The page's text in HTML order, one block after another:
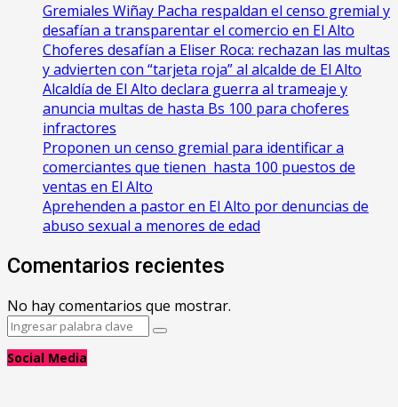
Gremiales Wiñay Pacha respaldan el censo gremial y
desafían a transparentar el comercio en El Alto
Choferes desafían a Eliser Roca: rechazan las multas
y advierten con “tarjeta roja” al alcalde de El Alto
‎Alcaldía de El Alto declara guerra al trameaje y
anuncia multas de hasta Bs 100 para choferes
infractores
Proponen un censo gremial para identificar a
comerciantes que tienen hasta 100 puestos de
ventas en El Alto
Aprehenden a pastor en El Alto por denuncias de
abuso sexual a menores de edad
Comentarios recientes
No hay comentarios que mostrar.
Search
Search
Social Media